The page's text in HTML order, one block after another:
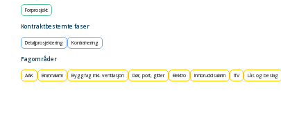
Forprosjekt
Kontraktbestemte faser
Detaljprosjektering Kontrahering
Fagområder
AAK Brannalarm Byggfag inkl. ventilasjon Dør, port, gitter Elektro Innbruddsalarm ITV Lås og beslag